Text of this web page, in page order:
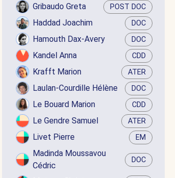
Gribaudo Greta POST DOC
Haddad Joachim DOC
Hamouth Dax-Avery DOC
Kandel Anna CDD
Krafft Marion ATER
Laulan-Courdille Hélène DOC
Le Bouard Marion CDD
Le Gendre Samuel ATER
Livet Pierre EM
Madinda Moussavou
Cédric
DOC